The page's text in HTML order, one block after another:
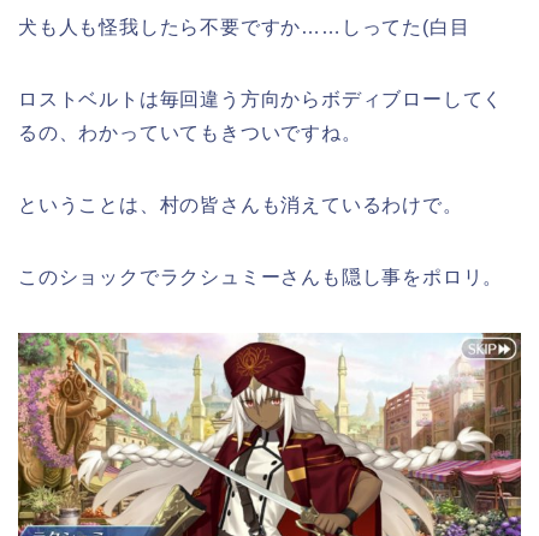
犬も人も怪我したら不要ですか……しってた(白目
ロストベルトは毎回違う方向からボディブローしてく
るの、わかっていてもきついですね。
ということは、村の皆さんも消えているわけで。
このショックでラクシュミーさんも隠し事をポロリ。